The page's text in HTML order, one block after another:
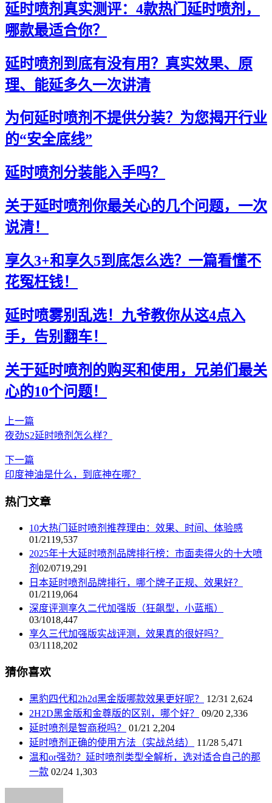
延时喷剂真实测评：4款热门延时喷剂，
哪款最适合你？
延时喷剂到底有没有用？真实效果、原
理、能延多久一次讲清
为何延时喷剂不提供分装？为您揭开行业
的“安全底线”
延时喷剂分装能入手吗？
关于延时喷剂你最关心的几个问题，一次
说清！
享久3+和享久5到底怎么选？一篇看懂不
花冤枉钱！
延时喷雾别乱选！九爷教你从这4点入
手，告别翻车！
关于延时喷剂的购买和使用，兄弟们最关
心的10个问题！
上一篇
夜劲S2延时喷剂怎么样？
下一篇
印度神油是什么，到底神在哪？
热门文章
10大热门延时喷剂推荐理由：效果、时间、体验感
01/21 19,537
2025年十大延时喷剂品牌排行榜：市面卖得火的十大喷
剂 02/0719,291
日本延时喷剂品牌排行，哪个牌子正规、效果好？
01/21 19,064
深度评测享久二代加强版（狂飙型，小蓝瓶）
03/1018,447
享久三代加强版实战评测，效果真的很好吗？
03/11 18,202
猜你喜欢
黑豹四代和2h2d黑金版哪款效果更好呢？ 12/31 2,624
2H2D黑金版和金尊版的区别，哪个好？
09/20 2,336
延时喷剂是智商税吗？
01/21 2,204
延时喷剂正确的使用方法（实战总结）
11/28 5,471
温和or强劲？延时喷剂类型全解析，选对适合自己的那
一款 02/24 1,303